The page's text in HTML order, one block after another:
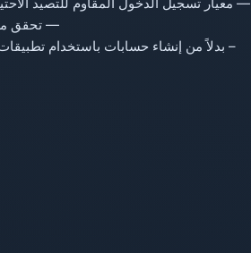
— تحقق
– بدلاً من إنشاء حسابات باستخدام